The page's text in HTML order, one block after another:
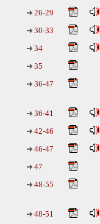
26-29
30-33
34
35
36-47
36-41
42-46
46-47
47
48-55
48-51